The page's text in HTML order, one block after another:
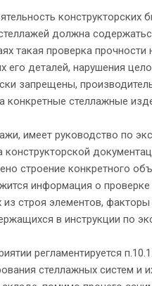
должна
такая проверка
его деталей, нарушения
запрещены,
конкретные стеллажные
имеет руководство по
строение конкретного
информация о
строя элементов,
в инструкции по
регламентируется
стеллажных систем